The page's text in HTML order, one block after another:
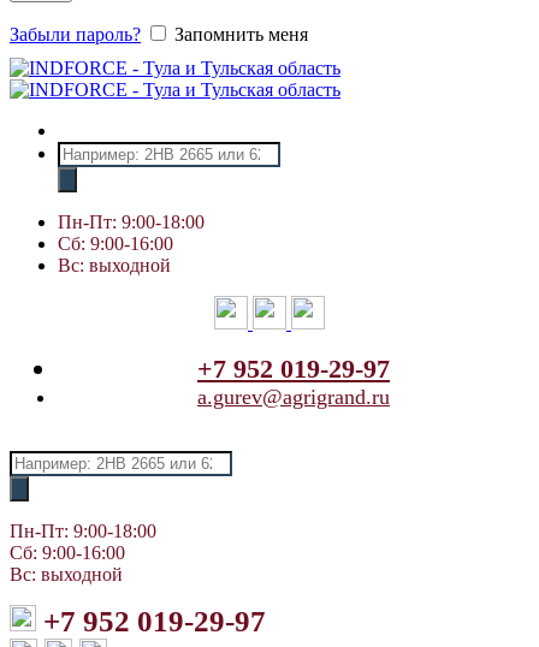
Забыли пароль? Запомнить меня
Поиск
товаров
Пн-Пт: 9:00-18:00
Сб: 9:00-16:00
Вс: выходной
+7 952 019-29-97
a.gurev@agrigrand.ru
Поиск
товаров
Пн-Пт: 9:00-18:00
Сб: 9:00-16:00
Вс: выходной
+7 952 019-29-97